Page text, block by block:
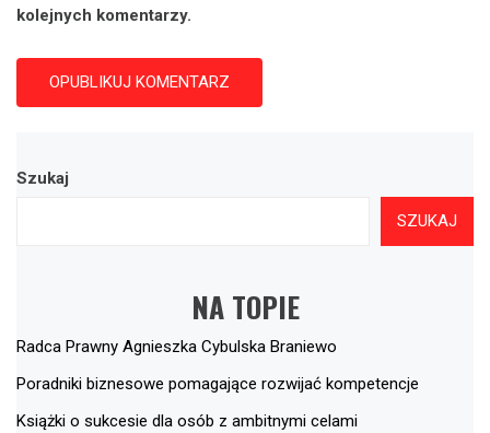
kolejnych komentarzy.
Szukaj
SZUKAJ
NA TOPIE
Radca Prawny Agnieszka Cybulska Braniewo
Poradniki biznesowe pomagające rozwijać kompetencje
Książki o sukcesie dla osób z ambitnymi celami